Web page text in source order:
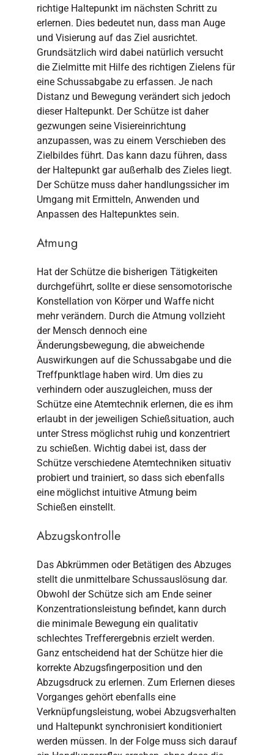
richtige Haltepunkt im nächsten Schritt zu
erlernen. Dies bedeutet nun, dass man Auge
und Visierung auf das Ziel ausrichtet.
Grundsätzlich wird dabei natürlich versucht
die Zielmitte mit Hilfe des richtigen Zielens für
eine Schussabgabe zu erfassen. Je nach
Distanz und Bewegung verändert sich jedoch
dieser Haltepunkt. Der Schütze ist daher
gezwungen seine Visiereinrichtung
anzupassen, was zu einem Verschieben des
Zielbildes führt. Das kann dazu führen, dass
der Haltepunkt gar außerhalb des Zieles liegt.
Der Schütze muss daher handlungssicher im
Umgang mit Ermitteln, Anwenden und
Anpassen des Haltepunktes sein.
Atmung
Hat der Schütze die bisherigen Tätigkeiten
durchgeführt, sollte er diese sensomotorische
Konstellation von Körper und Waffe nicht
mehr verändern. Durch die Atmung vollzieht
der Mensch dennoch eine
Änderungsbewegung, die abweichende
Auswirkungen auf die Schussabgabe und die
Treffpunktlage haben wird. Um dies zu
verhindern oder auszugleichen, muss der
Schütze eine Atemtechnik erlernen, die es ihm
erlaubt in der jeweiligen Schießsituation, auch
unter Stress möglichst ruhig und konzentriert
zu schießen. Wichtig dabei ist, dass der
Schütze verschiedene Atemtechniken situativ
probiert und trainiert, so dass sich ebenfalls
eine möglichst intuitive Atmung beim
Schießen einstellt.
Abzugskontrolle
Das Abkrümmen oder Betätigen des Abzuges
stellt die unmittelbare Schussauslösung dar.
Obwohl der Schütze sich am Ende seiner
Konzentrationsleistung befindet, kann durch
die minimale Bewegung ein qualitativ
schlechtes Trefferergebnis erzielt werden.
Ganz entscheidend hat der Schütze hier die
korrekte Abzugsfingerposition und den
Abzugsdruck zu erlernen. Zum Erlernen dieses
Vorganges gehört ebenfalls eine
Verknüpfungsleistung, wobei Abzugsverhalten
und Haltepunkt synchronisiert konditioniert
werden müssen. In der Folge muss sich darauf